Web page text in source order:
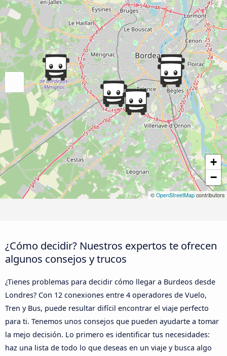
+
−
© OpenStreetMap contributors
¿Cómo decidir? Nuestros expertos te ofrecen
algunos consejos y trucos
¿Tienes problemas para decidir cómo llegar a Burdeos desde
Londres? Con 12 conexiones entre 4 operadores de Vuelo,
Tren y Bus, puede resultar difícil encontrar el viaje perfecto
para ti. Tenemos unos consejos que pueden ayudarte a tomar
la mejo decisión. Lo primero es identificar tus necesidades:
haz una lista de todo lo que deseas en un viaje y busca algo